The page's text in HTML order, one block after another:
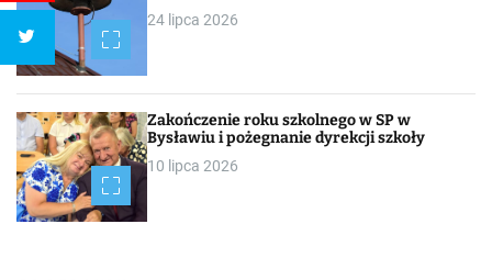
24 lipca 2026
Zakończenie roku szkolnego w SP w
Bysławiu i pożegnanie dyrekcji szkoły
10 lipca 2026